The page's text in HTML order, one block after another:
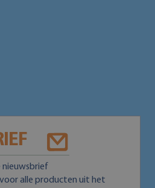
nieuwsbrief
voor alle producten uit het